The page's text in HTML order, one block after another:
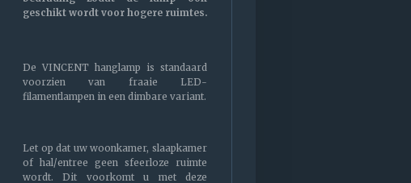
geschikt wordt voor hogere ruimtes.
De VINCENT hanglamp is standaard
voorzien van fraaie LED-
filamentlampen in een dimbare variant.
Let op dat uw woonkamer, slaapkamer
of hal/entree geen sfeerloze ruimte
wordt. Dit voorkomt u met deze